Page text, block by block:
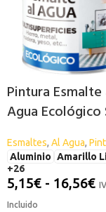
Pintura Esmalte
Agua Ecológico
Esmaltes, Al Agua,
Aluminio Amarillo
+26
5,15€ - 16,56€
Incluido